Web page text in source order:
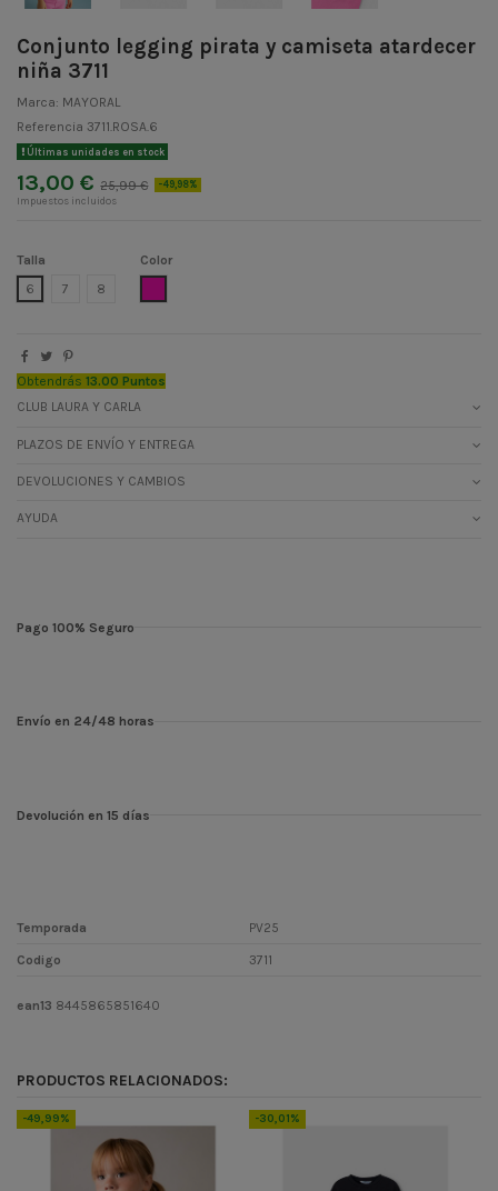
Conjunto legging pirata y camiseta atardecer
niña 3711
Marca: MAYORAL
Referencia 3711.ROSA.6
Últimas unidades en stock
13,00 € 25,99 € -49,98%
Impuestos incluidos
Talla
6
7 8
Color
Obtendrás 13.00 Puntos
CLUB LAURA Y CARLA
PLAZOS DE ENVÍO Y ENTREGA
DEVOLUCIONES Y CAMBIOS
AYUDA
Pago 100% Seguro
Envío en 24/48 horas
Devolución en 15 días
Temporada PV25
Codigo 3711
ean13 8445865851640
PRODUCTOS RELACIONADOS:
-49,99% -30,01%